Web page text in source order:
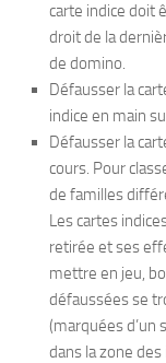
carte indice doit
droit de la
de domino.
Défausser la
indice en main
Défausser la
cours. Pour
de familles
Les cartes
retirée et ses
mettre en jeu,
défaussées se
(marquées d’un
dans la zone